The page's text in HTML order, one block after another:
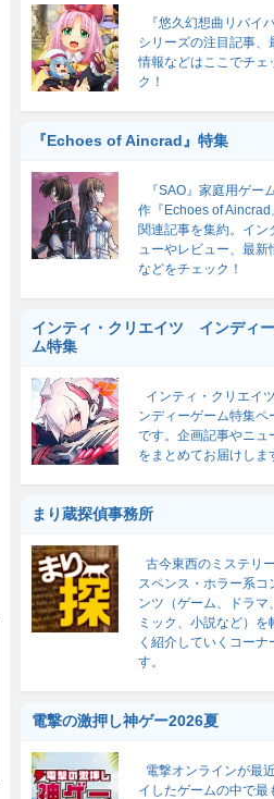
『悠久幻想曲リバイバ
シリーズの注目記事、
情報などはここでチェ
ク！
『Echoes of Aincrad』特集
『SAO』家庭用ゲー
作『Echoes of Aincrad
関連記事を集約。イン
ューやレビュー、最新
などをチェック！
インティ・クリエイツ インディ
ム特集
インティ・クリエイ
ンディーゲーム特集ペ
です。企画記事やニュ
をまとめてお届けしま
まり蔵探偵事務所
古今東西のミステリ
スペンス・ホラー系コ
ンツ（ゲーム、ドラマ
ミック、小説など）を
く紹介していくコーナ
す。
電撃の激押し神ゲー2026夏
電撃オンラインが最
イしたゲームの中で最